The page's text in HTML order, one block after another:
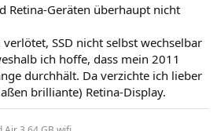
Retina-Geräten überhaupt nicht
SSD nicht selbst wechselbar
ich hoffe, dass mein 2011
durchhält. Da verzichte ich lieber
brilliante) Retina-Display.